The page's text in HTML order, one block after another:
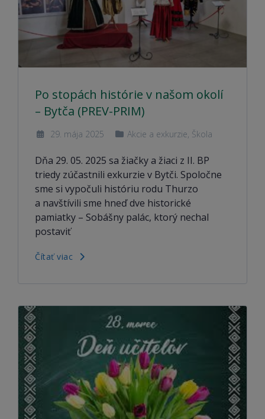
Po stopách histórie v našom okolí
– Bytča (PREV-PRIM)
29. mája 2025 Akcie a exkurzie, Škola
Dňa 29. 05. 2025 sa žiačky a žiaci z II. BP
triedy zúčastnili exkurzie v Bytči. Spoločne
sme si vypočuli históriu rodu Thurzo
a navštívili sme hneď dve historické
pamiatky – Sobášny palác, ktorý nechal
postaviť
Čítať viac